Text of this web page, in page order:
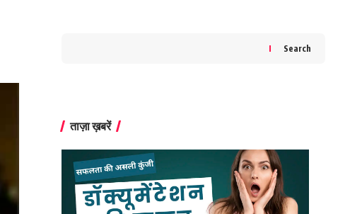
Search
ताज़ा ख़बरें